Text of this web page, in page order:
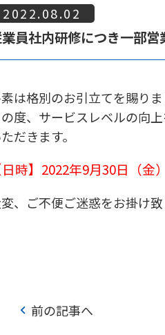
2022.08.02
員社内研修につき一部
は格別のお引立てを賜りま
の度、サービスレベルの向
だきます。
日時】2022年9月30日（金
、ご不便ご迷惑をお掛け
chevron_left 前の記事へ